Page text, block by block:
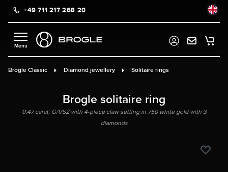
content+49 711 217 268 20
Brogle Classic Diamond jewellery Solitaire rings
Brogle solitaire ring
0.47 carat, G/VS2 with 4-piece claw setting in 750 white gold with 3
diamonds